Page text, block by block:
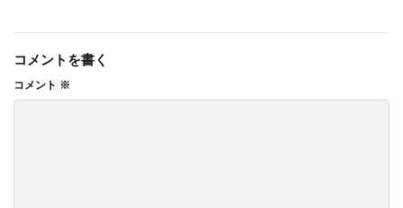
コメントを書く
コメント ※